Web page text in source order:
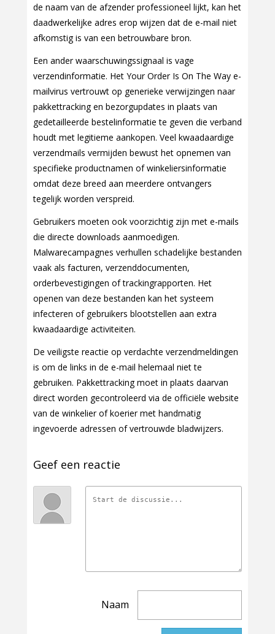
de naam van de afzender professioneel lijkt, kan het
daadwerkelijke adres erop wijzen dat de e-mail niet
afkomstig is van een betrouwbare bron.
Een ander waarschuwingssignaal is vage
verzendinformatie. Het Your Order Is On The Way e-
mailvirus vertrouwt op generieke verwijzingen naar
pakkettracking en bezorgupdates in plaats van
gedetailleerde bestelinformatie te geven die verband
houdt met legitieme aankopen. Veel kwaadaardige
verzendmails vermijden bewust het opnemen van
specifieke productnamen of winkeliersinformatie
omdat deze breed aan meerdere ontvangers
tegelijk worden verspreid.
Gebruikers moeten ook voorzichtig zijn met e-mails
die directe downloads aanmoedigen.
Malwarecampagnes verhullen schadelijke bestanden
vaak als facturen, verzenddocumenten,
orderbevestigingen of trackingrapporten. Het
openen van deze bestanden kan het systeem
infecteren of gebruikers blootstellen aan extra
kwaadaardige activiteiten.
De veiligste reactie op verdachte verzendmeldingen
is om de links in de e-mail helemaal niet te
gebruiken. Pakkettracking moet in plaats daarvan
direct worden gecontroleerd via de officiële website
van de winkelier of koerier met handmatig
ingevoerde adressen of vertrouwde bladwijzers.
Geef een reactie
Naam